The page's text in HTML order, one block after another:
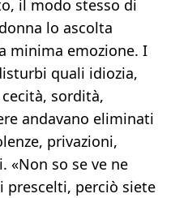
il modo stesso di
lo ascolta
minima emozione. I
quali idiozia,
sordità,
andavano eliminati
privazioni,
«Non so se ve ne
prescelti, perciò siete